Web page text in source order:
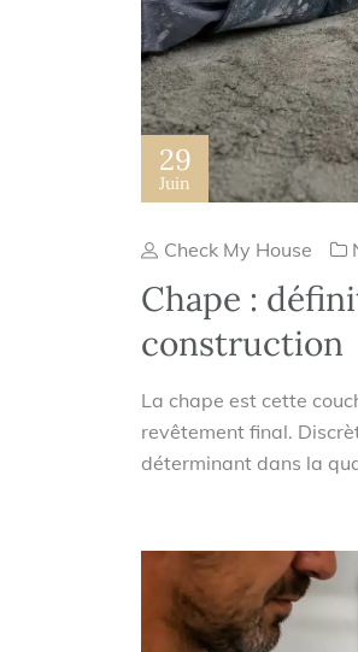
29
Juin
Check My House
Chape :
construction
La chape est cette
revêtement final.
déterminant dans la